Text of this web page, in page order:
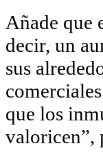
Añade que
decir, un
sus
que los
valoricen”,